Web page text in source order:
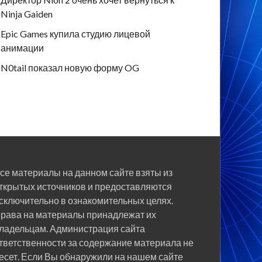
Ninja Gaiden
Epic Games купила студию лицевой
анимации
N0tail показал новую форму OG
материалы на данном сайте взяты из
источников и предоставляются
в ознакомительных целях.
на материалы принадлежат их
Администрация сайта
за содержание материала не
Если Вы обнаружили на нашем сайте